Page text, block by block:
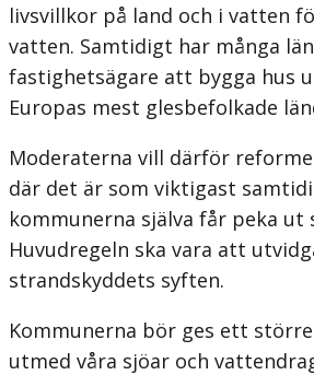
livsvillkor på land och i vatten
vatten. Samtidigt har många
fastighetsägare att bygga hus
Europas mest glesbefolkade
Moderaterna vill därför
där det är som viktigast
kommunerna själva får peka
Huvudregeln ska vara att
strand­skyddets syften.
Kommunerna bör ges ett
utmed våra sjöar och